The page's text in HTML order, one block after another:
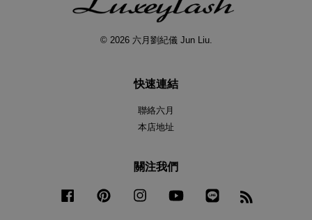
© 2026 六月劉紀儀 Jun Liu.
快速連結
聯絡六月
本店地址
關注我們
Facebook Pinterest Instagram YouTube